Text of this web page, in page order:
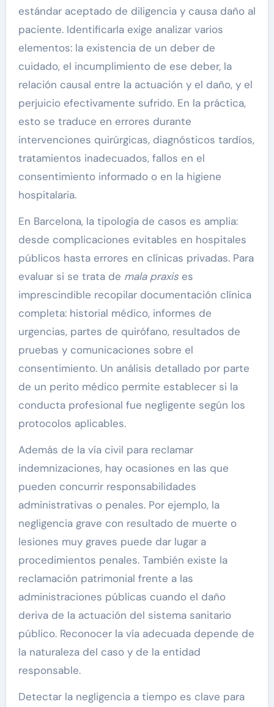
estándar aceptado de diligencia y causa daño al
paciente. Identificarla exige analizar varios
elementos: la existencia de un deber de
cuidado, el incumplimiento de ese deber, la
relación causal entre la actuación y el daño, y el
perjuicio efectivamente sufrido. En la práctica,
esto se traduce en errores durante
intervenciones quirúrgicas, diagnósticos tardíos,
tratamientos inadecuados, fallos en el
consentimiento informado o en la higiene
hospitalaria.
En Barcelona, la tipología de casos es amplia:
desde complicaciones evitables en hospitales
públicos hasta errores en clínicas privadas. Para
evaluar si se trata de mala praxises
imprescindible recopilar documentación clínica
completa: historial médico, informes de
urgencias, partes de quirófano, resultados de
pruebas y comunicaciones sobre el
consentimiento. Un análisis detallado por parte
de un perito médico permite establecer si la
conducta profesional fue negligente según los
protocolos aplicables.
Además de la vía civil para reclamar
indemnizaciones, hay ocasiones en las que
pueden concurrir responsabilidades
administrativas o penales. Por ejemplo, la
negligencia grave con resultado de muerte o
lesiones muy graves puede dar lugar a
procedimientos penales. También existe la
reclamación patrimonial frente a las
administraciones públicas cuando el daño
deriva de la actuación del sistema sanitario
público. Reconocer la vía adecuada depende de
la naturaleza del caso y de la entidad
responsable.
Detectar la negligencia a tiempo es clave para